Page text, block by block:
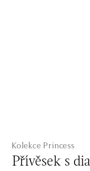
Kolekce Princess
Přívěsek s